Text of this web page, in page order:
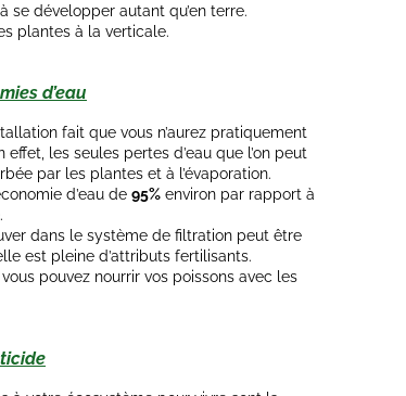
se développer autant qu’en terre.
plantes à la verticale.
d’eau
fait que vous n’aurez pratiquement
effet, les seules pertes d’eau que l’on peut
par les plantes et à l’évaporation.
d’eau de 95%environ par rapport à
dans le système de filtration peut être
est pleine d’attributs fertilisants.
pouvez nourrir vos poissons avec les